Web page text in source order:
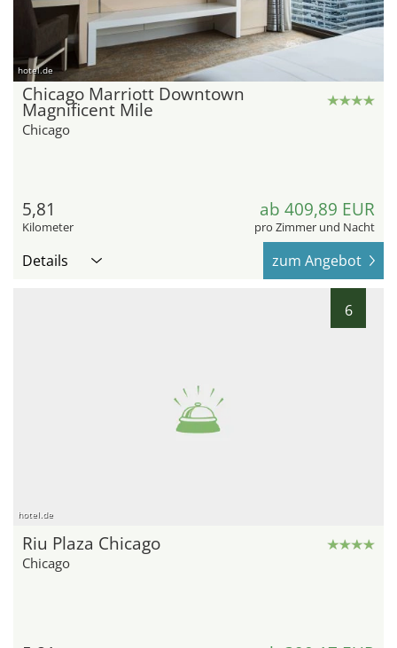
hotel.de
Chicago Marriott Downtown
Magnificent Mile
Chicago
5,81
Kilometer
ab 409,89 EUR
pro Zimmer und Nacht
Details zum Angebot
6
hotel.de
Riu Plaza Chicago
Chicago